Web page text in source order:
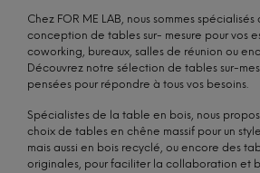
Chez FOR ME LAB, nous sommes spécialisés
conception de tables sur- mesure pour vos
coworking, bureaux, salles de réunion ou
Découvrez notre sélection de tables sur-
pensées pour répondre à tous vos besoins.
Spécialistes de la table en bois, nous
choix de tables en chêne massif pour un
mais aussi en bois recyclé, ou encore des
originales, pour faciliter la collaboration et